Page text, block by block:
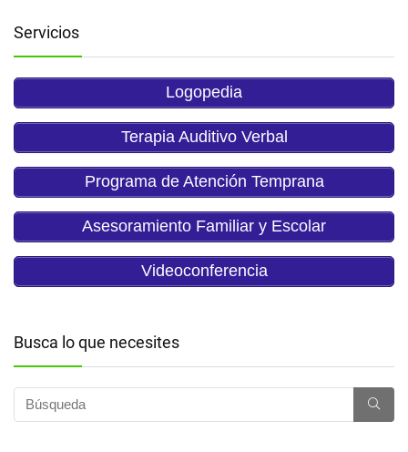
Servicios
Logopedia
Terapia Auditivo Verbal
Programa de Atención Temprana
Asesoramiento Familiar y Escolar
Videoconferencia
Busca lo que necesites